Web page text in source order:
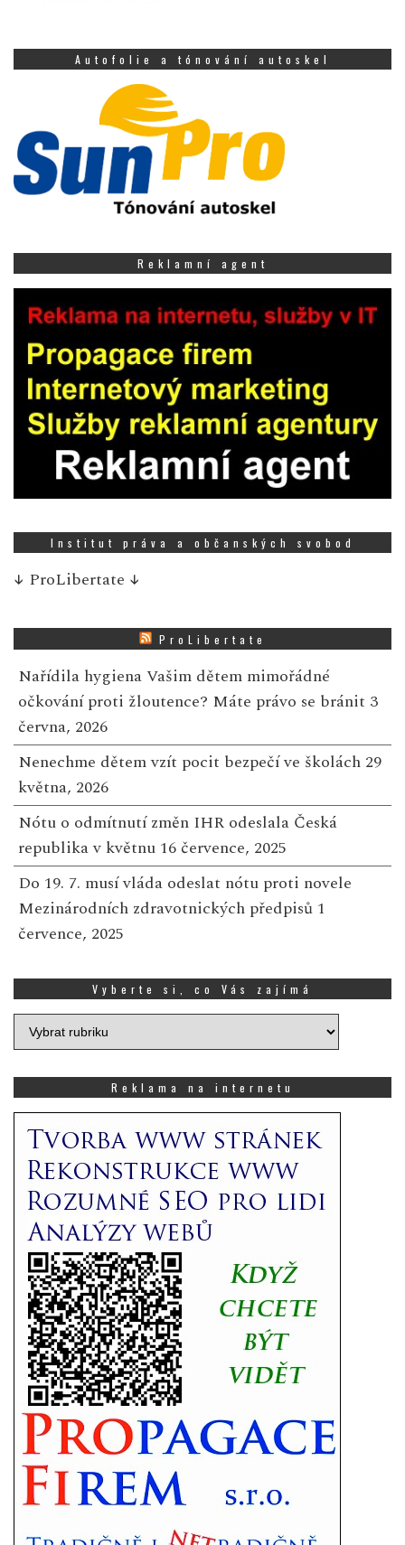
Autofolie a tónování autoskel
Reklamní agent
Institut práva a občanských svobod
↓ ProLibertate ↓
ProLibertate
Nařídila hygiena Vašim dětem mimořádné
očkování proti žloutence? Máte právo se bránit 3
června, 2026
Nenechme dětem vzít pocit bezpečí ve školách 29
května, 2026
Nótu o odmítnutí změn IHR odeslala Česká
republika v květnu 16 července, 2025
Do 19. 7. musí vláda odeslat nótu proti novele
Mezinárodních zdravotnických předpisů 1
července, 2025
Vyberte si, co Vás zajímá
Vyberte
si,
zajímá
Reklama na internetu